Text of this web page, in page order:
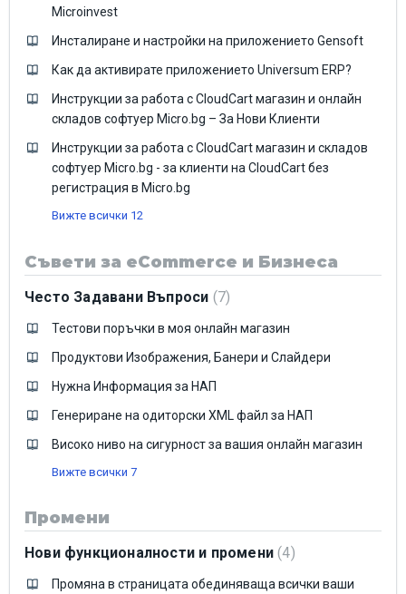
Microinvest
Инсталиране и настройки на приложението Gensoft
Как да активирате приложението Universum ERP?
Инструкции за работа с CloudCart магазин и онлайн
складов софтуер Micro.bg – За Нови Клиенти
Инструкции за работа с CloudCart магазин и складов
софтуер Micro.bg - за клиенти на CloudCart без
регистрация в Micro.bg
Вижте всички 12
Съвети за eCommerce и Бизнеса
Често Задавани Въпроси 7
Тестови поръчки в моя онлайн магазин
Продуктови Изображения, Банери и Слайдери
Нужна Информация за НАП
Генериране на одиторски XML файл за НАП
Високо ниво на сигурност за вашия онлайн магазин
Вижте всички 7
Промени
Нови функционалности и промени 4
Промяна в страницата обединяваща всички ваши